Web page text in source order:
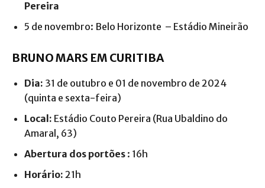
Pereira
5 de novembro: Belo Horizonte – Estádio Mineirão
BRUNO MARS EM CURITIBA
Dia: 31 de outubro e 01 de novembro de 2024
(quinta e sexta-feira)
Local: Estádio Couto Pereira (Rua Ubaldino do
Amaral, 63)
Abertura dos portões : 16h
Horário: 21h